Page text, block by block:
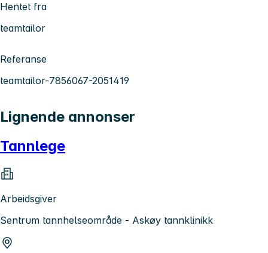
Hentet fra
teamtailor
Referanse
teamtailor-7856067-2051419
Lignende annonser
Tannlege
Arbeidsgiver
Sentrum tannhelseområde - Askøy tannklinikk